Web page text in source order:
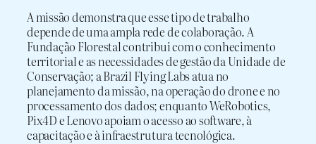
A missão demonstra que esse tipo de trabalho
depende de uma ampla rede de colaboração. A
Fundação Florestal contribui com o conhecimento
territorial e as necessidades de gestão da Unidade de
Conservação; a Brazil Flying Labs atua no
planejamento da missão, na operação do drone e no
processamento dos dados; enquanto WeRobotics,
Pix4D e Lenovo apoiam o acesso ao software, à
capacitação e à infraestrutura tecnológica.